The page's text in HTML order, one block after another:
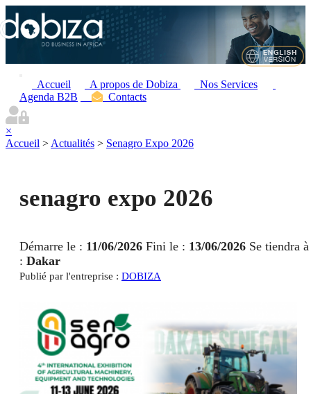
Accueil A propos de Dobiza
Nos Services
Agenda B2B
Contacts
×
Accueil > Actualités > Senagro Expo 2026
senagro expo 2026
Démarre le : 11/06/2026 Fini le : 13/06/2026 Se tiendra à
: Dakar
Publié par l'entreprise : DOBIZA